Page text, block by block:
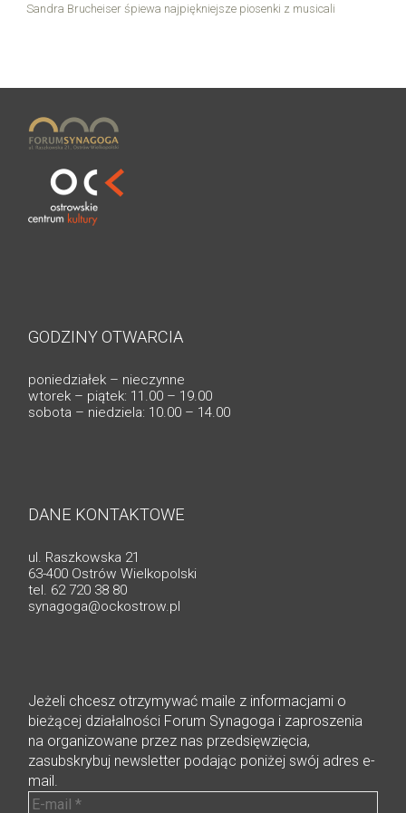
Sandra Brucheiser śpiewa najpiękniejsze piosenki z musicali
GODZINY OTWARCIA
poniedziałek – nieczynne
wtorek – piątek: 11.00 – 19.00
sobota – niedziela: 10.00 – 14.00
DANE KONTAKTOWE
ul. Raszkowska 21
63-400 Ostrów Wielkopolski
tel. 62 720 38 80
synagoga@ockostrow.pl
Jeżeli chcesz otrzymywać maile z informacjami o
bieżącej działalności Forum Synagoga i zaproszenia
na organizowane przez nas przedsięwzięcia,
zasubskrybuj newsletter podając poniżej swój adres e-
mail.